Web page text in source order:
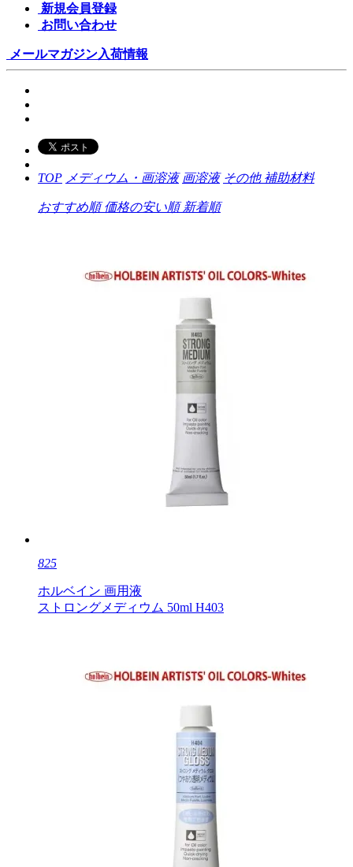
新規会員登録
お問い合わせ
メールマガジン入荷情報
TOP メディウム・画溶液 画溶液 その他 補助材料
おすすめ順 価格の安い順 新着順
825
ホルベイン 画用液
ストロングメディウム 50ml H403